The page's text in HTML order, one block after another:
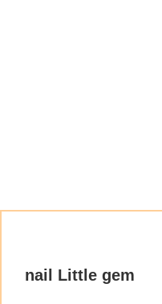
nail Little gem